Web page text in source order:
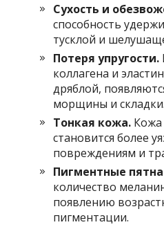
Сухость и
способность
тусклой и
Потеря упругости.
коллагена и
дряблой,
морщины и складки.
Тонкая кожа. Кожа
становится более
повреждениям и
Пигментные
количество
появлению
пигментации.